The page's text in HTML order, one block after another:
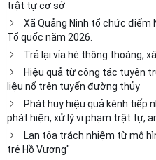
trật tự cơ sở
Xã Quảng Ninh tổ chức điểm
Tổ quốc năm 2026.
Trả lại vỉa hè thông thoáng,
Hiệu quả từ công tác tuyên
liệu nổ trên tuyến đường thủy
Phát huy hiệu quả kênh tiếp
phát hiện, xử lý vi phạm trật tự,
Lan tỏa trách nhiệm từ mô
trẻ Hồ Vương"